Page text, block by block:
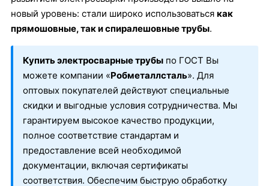
новый уровень: стали широко использоваться как
прямошовные, так и спиралешовные трубы.
Купить электросварные трубыпо ГОСТ Вы
можете компании «Робметаллсталь». Для
оптовых покупателей действуют специальные
скидки и выгодные условия сотрудничества. Мы
гарантируем высокое качество продукции,
полное соответствие стандартам и
предоставление всей необходимой
документации, включая сертификаты
соответствия. Обеспечим быструю обработку